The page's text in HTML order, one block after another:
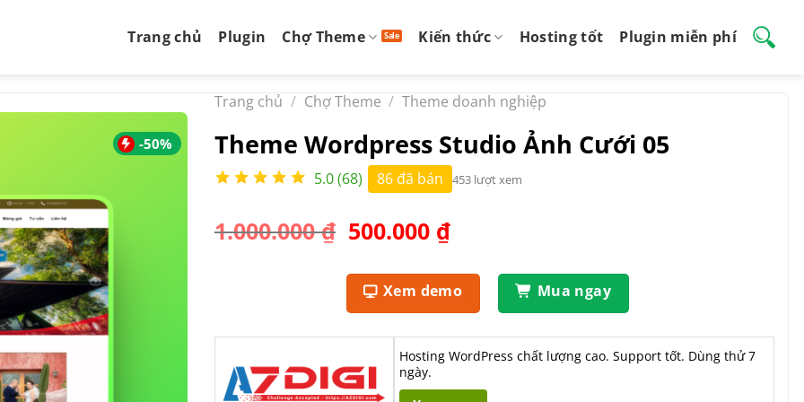
Trang chủ Plugin Chợ Theme Kiến thức Hosting tốt Plugin miễn phí
-50%
Trang chủ / Chợ Theme / Theme doanh nghiệp
Theme Wordpress Studio Ảnh Cưới 05
5.0 (68) 86 đã bán 453 lượt xem
1.000.000₫ Giá
là:
1.000.000 ₫.
500.000 ₫Giá
tại
là:
500.000 ₫.
Xem demo Mua ngay
Hosting WordPress chất lượng cao. Support tốt. Dùng thử 7
ngày.